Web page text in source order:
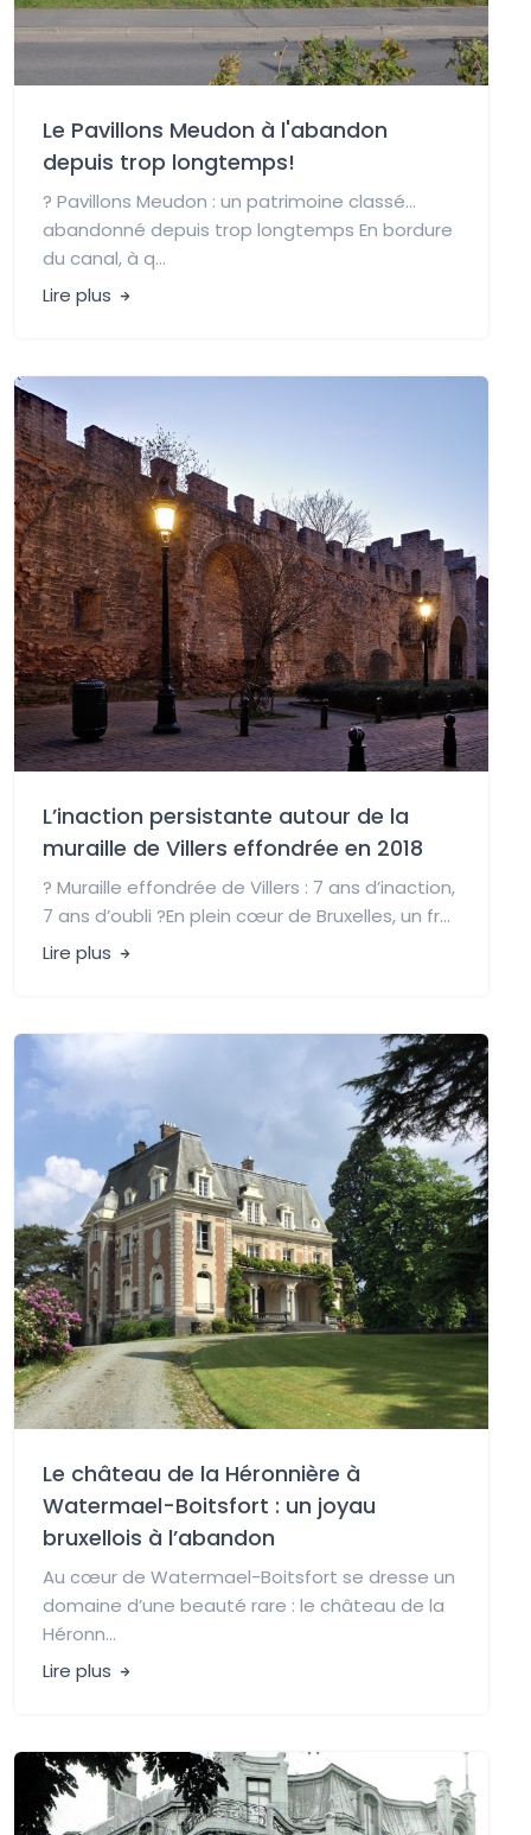
Le Pavillons Meudon à l'abandon
depuis trop longtemps!
?️ Pavillons Meudon : un patrimoine classé…
abandonné depuis trop longtemps En bordure
du canal, à q...
Lire plus
L’inaction persistante autour de la
muraille de Villers effondrée en 2018
? Muraille effondrée de Villers : 7 ans d’inaction,
7 ans d’oubli ?En plein cœur de Bruxelles, un fr...
Lire plus
Le château de la Héronnière à
Watermael-Boitsfort : un joyau
bruxellois à l’abandon
Au cœur de Watermael-Boitsfort se dresse un
domaine d’une beauté rare : le château de la
Héronn...
Lire plus